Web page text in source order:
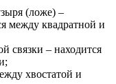
(ложе) –
между квадратной и
связки – находится
хвостатой и